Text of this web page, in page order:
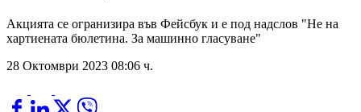
Акцията се огранизира във Фейсбук и е под надслов "Не на
хартиената бюлетина. За машинно гласуване"
28 Октомври 2023 08:06 ч.